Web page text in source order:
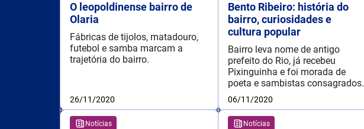
O leopoldinense bairro de
Olaria
Fábricas de tijolos, matadouro,
futebol e samba marcam a
trajetória do bairro.
26/11/2020
Bento Ribeiro: história do
bairro, curiosidades e
cultura popular
Bairro leva nome de antigo
prefeito do Rio, já recebeu
Pixinguinha e foi morada de
poeta e sambistas consagrados.
06/11/2020
Notícias Notícias